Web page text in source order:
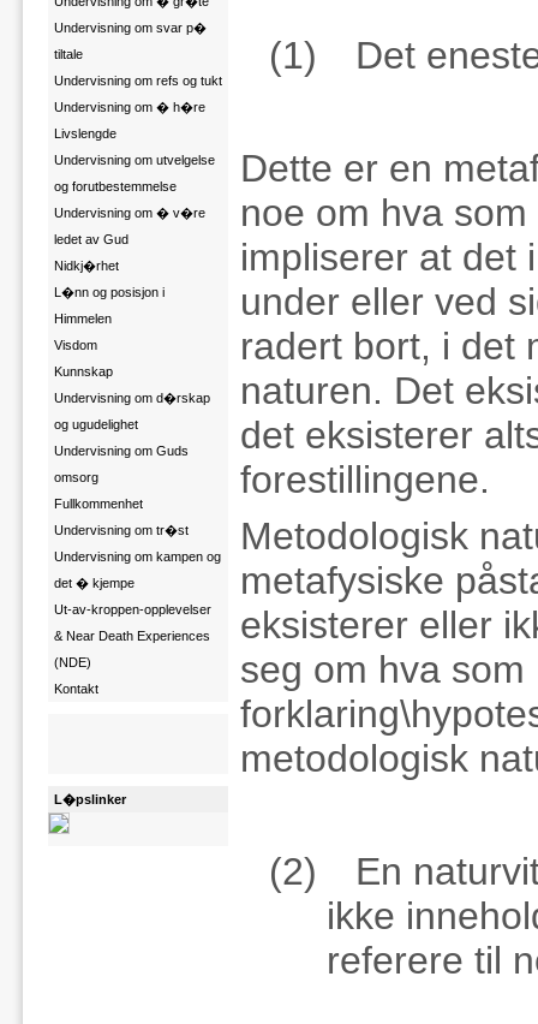
Undervisning om svar p�
tiltale
Undervisning om refs og tukt
Undervisning om � h�re
Livslengde
Undervisning om utvelgelse
og forutbestemmelse
Undervisning om � v�re
ledet av Gud
Nidkj�rhet
L�nn og posisjon i
Himmelen
Visdom
Kunnskap
Undervisning om d�rskap
og ugudelighet
Undervisning om Guds
omsorg
Fullkommenhet
Undervisning om tr�st
Undervisning om kampen og
det � kjempe
Ut-av-kroppen-opplevelser
& Near Death Experiences
(NDE)
Kontakt
L�pslinker
(1) Det
Dette er en
noe om hva
impliserer at det
under eller ved
radert bort, i det
naturen. Det
det eksisterer
forestillingene.
Metodologisk
metafysiske
eksisterer eller
seg om hva
metodologisk
(2)
En
ikke
referere til